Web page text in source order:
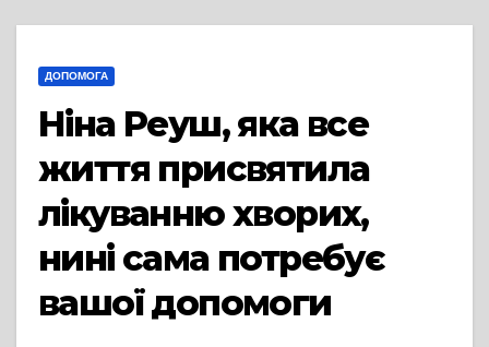
ДОПОМОГА
Ніна Реуш, яка все
життя присвятила
лікуванню хворих,
нині сама потребує
вашої допомоги